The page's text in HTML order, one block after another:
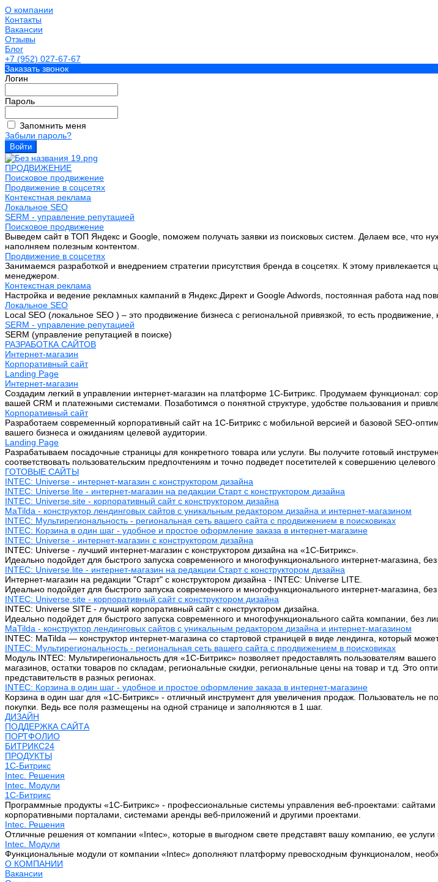
О компании
Контакты
Вакансии
Отзывы
Блог
+7 (952) 027-67-67
Заказать звонок
Логин
Пароль
Запомнить меня
Забыли пароль?
ПРОДВИЖЕНИЕ
Поисковое продвижение
Продвижение в соцсетях
Контекстная реклама
Локальное SEO
SERM - управление репутацией
Поисковое продвижение
Выведем сайт в ТОП Яндекс и Google, поможем получать заявки из поисковых систем. Делаем все, что
наполняем полезным контентом.
Продвижение в соцсетях
Занимаемся разработкой и внедрением стратегии присутствия бренда в соцсетях. К этому
менеджером.
Контекстная реклама
Настройка и ведение рекламных кампаний в Яндекс.Директ и Google Adwords, постоянная работа над
Локальное SEO
Local SEO (локальное SEO ) – это продвижение бизнеса с региональной привязкой, то есть
SERM - управление репутацией
SERM (управление репутацией в поиске)
РАЗРАБОТКА САЙТОВ
Интернет-магазин
Корпоративный сайт
Landing Page
Интернет-магазин
Создадим легкий в управлении интернет-магазин на платформе 1С-Битрикс. Продумаем функционал:
вашей CRM и платежными системами. Позаботимся о понятной структуре, удобстве пользования и
Корпоративный сайт
Разработаем современный корпоративный сайт на 1С-Битрикс с мобильной версией и базовой SEO-
вашего бизнеса и ожиданиям целевой аудитории.
Landing Page
Разрабатываем посадочные страницы для конкретного товара или услуги. Вы получите готовый
соответствовать пользовательским предпочтениям и точно подведет посетителей к совершению целевого
ГОТОВЫЕ САЙТЫ
INTEC: Universe - интернет-магазин с конструктором дизайна
INTEC: Universe.lite - интернет-магазин на редакции Старт с конструктором дизайна
INTEC: Universe.site - корпоративный сайт с конструктором дизайна
MaTilda - конструктор лендинговых сайтов с уникальным редактором дизайна и интернет-магазином
INTEC: Мультирегиональность - региональная сеть вашего сайта с продвижением в поисковиках
INTEC: Корзина в один шаг - удобное и простое оформление заказа в интернет-магазине
INTEC: Universe - интернет-магазин с конструктором дизайна
INTEC: Universe - лучший интернет-магазин с конструктором дизайна на «1C-Битрикс».
Идеально подойдет для быстрого запуска современного и многофункционального интернет-магазина,
INTEC: Universe.lite - интернет-магазин на редакции Старт с конструктором дизайна
Интернет-магазин на редакции "Старт" с конструктором дизайна - INTEC: Universe LITE.
Идеально подойдет для быстрого запуска современного и многофункционального интернет-магазина,
INTEC: Universe.site - корпоративный сайт с конструктором дизайна
INTEC: Universe SITE - лучший корпоративный сайт с конструктором дизайна.
Идеально подойдет для быстрого запуска современного и многофункционального сайта компании, без
MaTilda - конструктор лендинговых сайтов с уникальным редактором дизайна и интернет-магазином
INTEC: MaTilda — конструктор интернет-магазина со стартовой страницей в виде лендинга, который
INTEC: Мультирегиональность - региональная сеть вашего сайта с продвижением в поисковиках
Модуль INTEC: Мультирегиональность для «1С-Битрикс» позволяет предоставлять пользователям
магазинов, остатки товаров по складам, региональные скидки, региональные цены на товар и т.д. Это
представительств в разных регионах.
INTEC: Корзина в один шаг - удобное и простое оформление заказа в интернет-магазине
Корзина в один шаг для «1С-Битрикс» - отличный инструмент для увеличения продаж. Пользователь не
покупки. Ведь все поля размещены на одной странице и заполняются в 1 шаг.
ДИЗАЙН
ПОДДЕРЖКА САЙТА
ПОРТФОЛИО
БИТРИКС24
ПРОДУКТЫ
1С-Битрикс
Intec. Решения
Intec. Модули
1С-Битрикс
Программные продукты «1С-Битрикс» - профессиональные системы управления веб-проектами:
корпоративными порталами, системами аренды веб-приложений и другими проектами.
Intec. Решения
Отличные решения от компании «Intec», которые в выгодном свете представят вашу компанию, ее услуги
Intec. Модули
Функциональные модули от компании «Intec» дополняют платформу превосходным функционалом,
О КОМПАНИИ
Вакансии